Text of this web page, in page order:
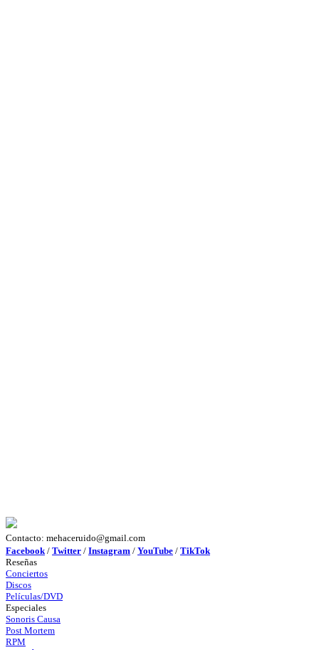
Contacto: mehaceruido@gmail.com
Facebook / Twitter / Instagram / YouTube / TikTok
Reseñas
Conciertos
Discos
Películas/DVD
Especiales
Sonoris Causa
Post Mortem
RPM